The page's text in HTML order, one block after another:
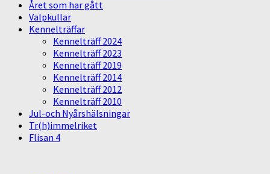
Året som har gått
Valpkullar
Kennelträffar
Kennelträff 2024
Kennelträff 2023
Kennelträff 2019
Kennelträff 2014
Kennelträff 2012
Kennelträff 2010
Jul-och Nyårshälsningar
Tr(h)immelriket
Flisan 4